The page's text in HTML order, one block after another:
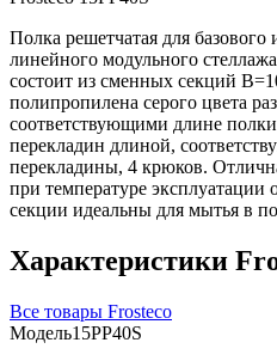
Полка решетчатая для
линейного модульного
состоит из сменных секций
полипропилена серого цвета
соответствующими длине
перекладин длиной,
перекладины, 4 крюков.
при температуре
секции идеальны для мытья в
Характеристики
Все товары Frosteco
Модель15PP40S